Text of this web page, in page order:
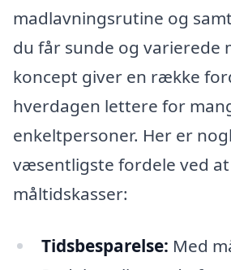
madlavningsrutine og
du får sunde og varierede
koncept giver en række
hverdagen lettere for
enkeltpersoner. Her er
væsentligste fordele ved
måltidskasser:
Tidsbesparelse: Med